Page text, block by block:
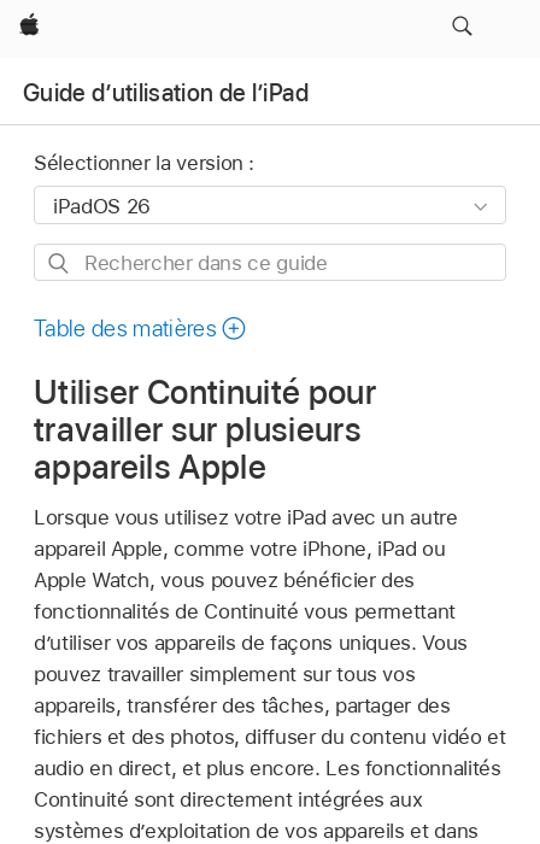
Apple
Guide d’utilisation de l’iPad
Sélectionner la version :
Rechercher
ce
Table des matières
Utiliser Continuité pour
travailler sur plusieurs
appareils Apple
Lorsque vous utilisez votre iPad avec un autre
appareil Apple, comme votre iPhone, iPad ou
Apple Watch, vous pouvez bénéficier des
fonctionnalités de Continuité vous permettant
d’utiliser vos appareils de façons uniques. Vous
pouvez travailler simplement sur tous vos
appareils, transférer des tâches, partager des
fichiers et des photos, diffuser du contenu vidéo et
audio en direct, et plus encore. Les fonctionnalités
Continuité sont directement intégrées aux
systèmes d’exploitation de vos appareils et dans